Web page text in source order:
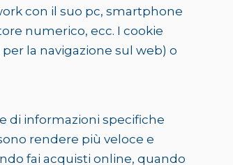
con il suo pc, smartphone
numerico, ecc. I cookie
la navigazione sul web) o
di informazioni specifiche
rendere più veloce e
fai acquisti online, quando